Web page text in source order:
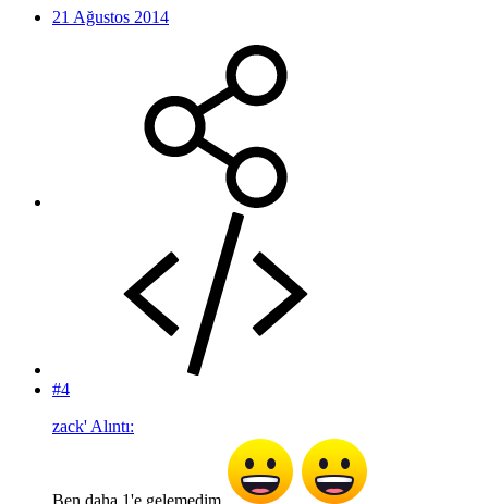
21 Ağustos 2014
#4
zack' Alıntı: